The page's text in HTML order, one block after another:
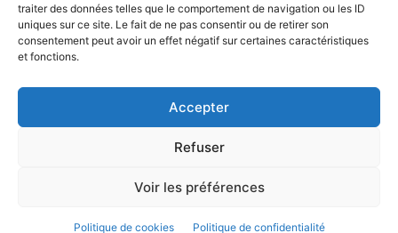
traiter des données telles que le comportement de navigation ou les ID
uniques sur ce site. Le fait de ne pas consentir ou de retirer son
consentement peut avoir un effet négatif sur certaines caractéristiques
et fonctions.
Accepter
Refuser
Voir les préférences
Politique de cookies Politique de confidentialité
CONTACT
MENTIONS LÉGALES
© STREETARTPARIS. All Rights Reserved. 2024